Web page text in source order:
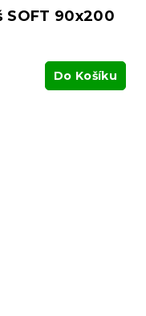
90x200
Do Košíku